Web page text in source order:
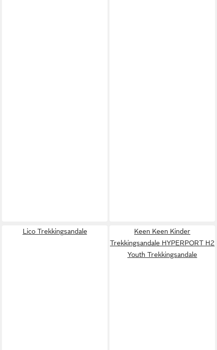
Lico Trekkingsandale
Keen Keen Kinder
Trekkingsandale HYPERPORT H2
Youth Trekkingsandale